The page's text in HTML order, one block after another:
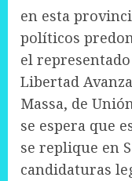
en esta
políticos
el
Libertad
Massa, de
se espera que
se replique en
candidaturas